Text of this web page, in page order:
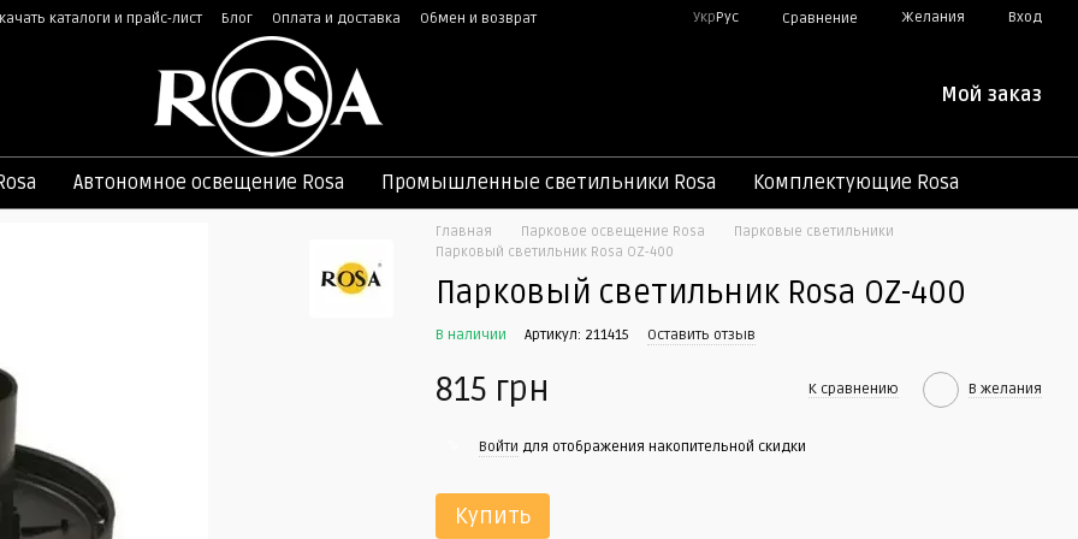
каталоги и прайс-лист Блог Оплата и доставка
Обмен и возврат
УкрРус Сравнение Желания Вход
Мой заказ
Автономное освещение Rosa Промышленные светильники Rosa Комплектующие Rosa
Главная Парковое освещение Rosa
Парковые светильники
Парковый светильник Rosa OZ-400
Парковый светильник Rosa OZ-400
В наличии Артикул: 211415 Оставить отзыв
815 грн К сравнению В желания
Войти для отображения накопительной скидки
Купить